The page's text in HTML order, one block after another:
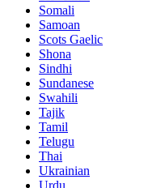
Somali
Samoan
Scots Gaelic
Shona
Sindhi
Sundanese
Swahili
Tajik
Tamil
Telugu
Thai
Ukrainian
Urdu